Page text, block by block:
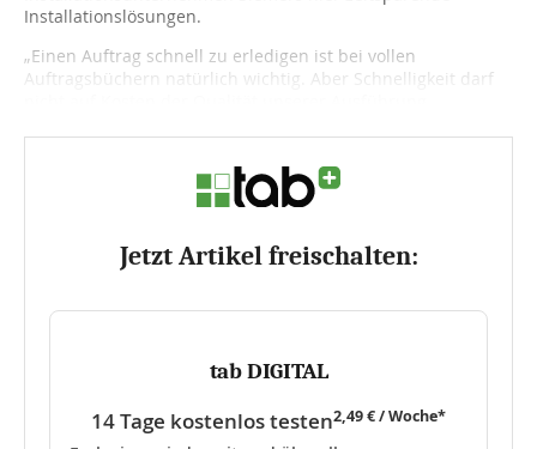
Installationslösungen.
„Einen Auftrag schnell zu erledigen ist bei vollen
Auftragsbüchern natürlich wichtig. Aber Schnelligkeit darf
Jetzt Artikel freischalten:
tab DIGITAL
14 Tage kostenlos testen2,49 € / Woche*